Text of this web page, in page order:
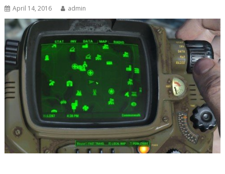
April 14, 2016 admin